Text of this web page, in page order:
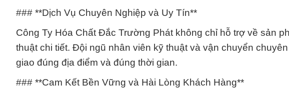
### **Dịch Vụ Chuyên Nghiệp và Uy Tín**
Công Ty Hóa Chất Đắc Trường Phát không chỉ hỗ trợ về sản
thuật chi tiết. Đội ngũ nhân viên kỹ thuật và vận chuyển
giao đúng địa điểm và đúng thời gian.
### **Cam Kết Bền Vững và Hài Lòng Khách Hàng**